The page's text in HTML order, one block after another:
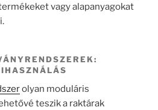
vagy alapanyagokat
olyan moduláris
teszik a raktárak